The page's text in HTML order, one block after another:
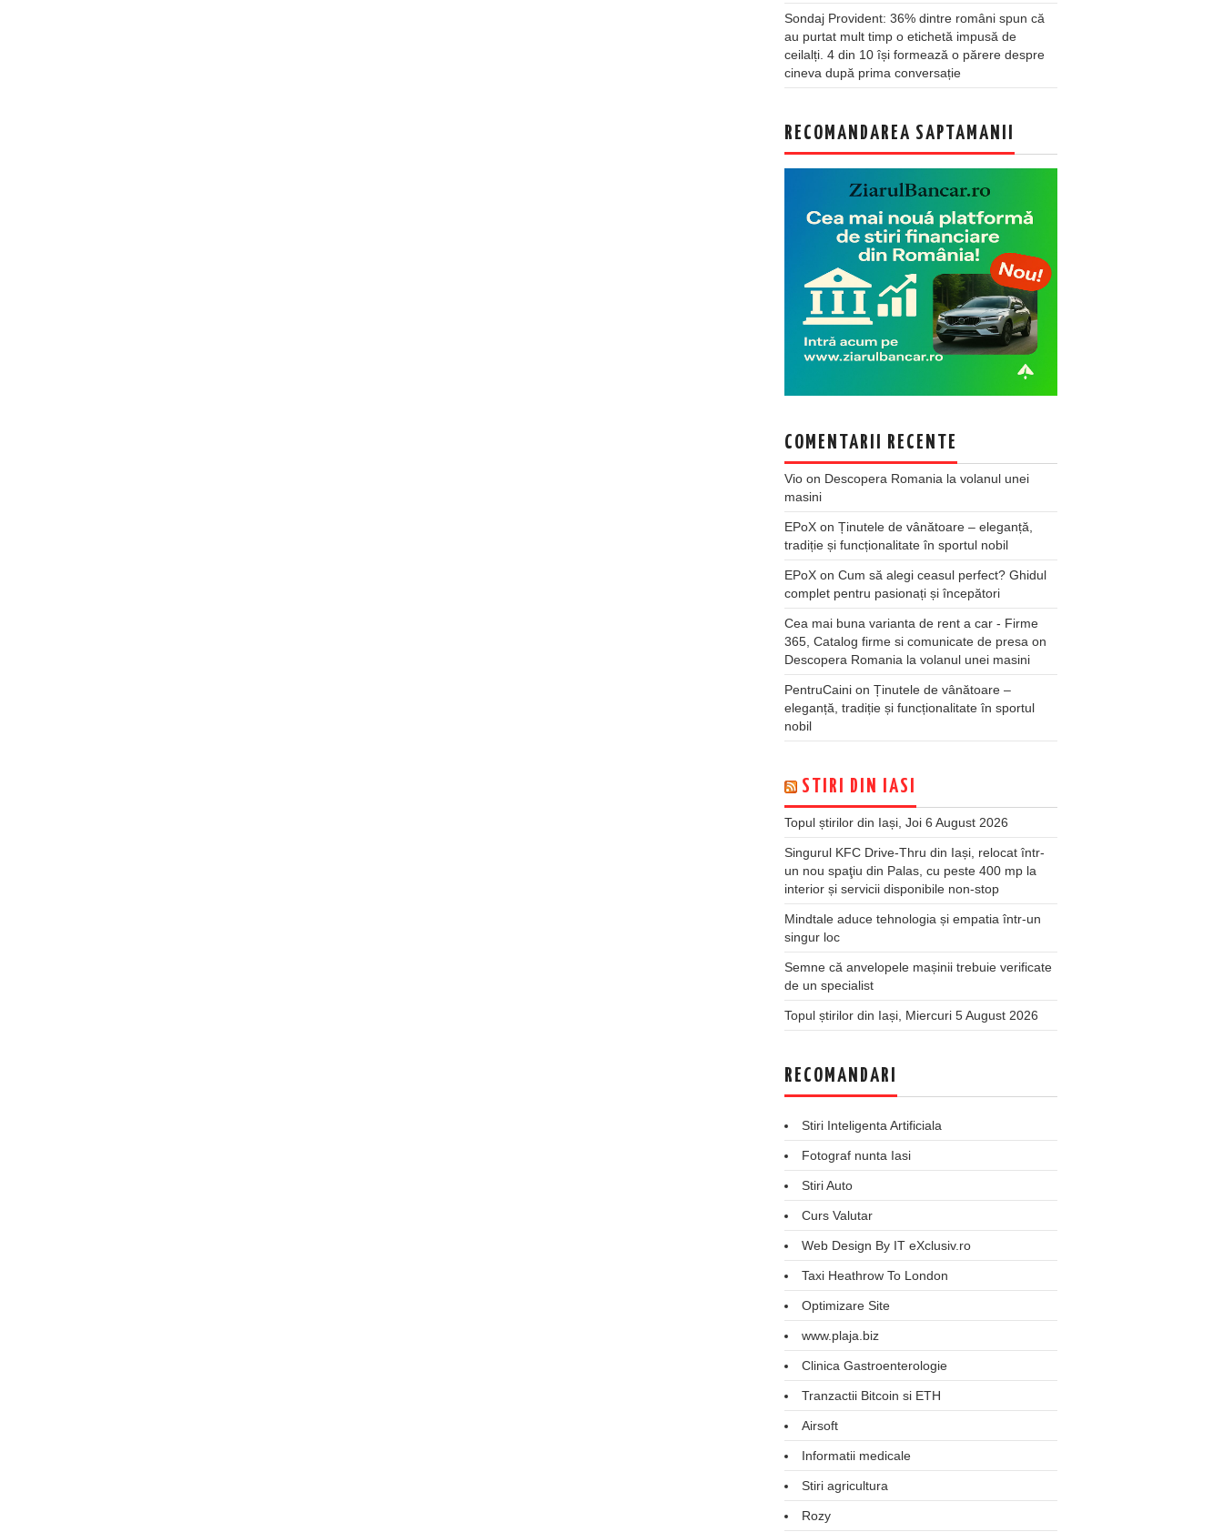
Sondaj Provident: 36% dintre români spun că
au purtat mult timp o etichetă impusă de
ceilalți. 4 din 10 își formează o părere despre
cineva după prima conversație
RECOMANDAREA SAPTAMANII
COMENTARII RECENTE
Vio on Descopera Romania la volanul unei
masini
EPoX on Ținutele de vânătoare – eleganță,
tradiție și funcționalitate în sportul nobil
EPoX on Cum să alegi ceasul perfect? Ghidul
complet pentru pasionați și începători
Cea mai buna varianta de rent a car - Firme
365, Catalog firme si comunicate de presa on
Descopera Romania la volanul unei masini
PentruCaini on Ținutele de vânătoare –
eleganță, tradiție și funcționalitate în sportul
nobil
STIRI DIN IASI
Topul știrilor din Iași, Joi 6 August 2026
Singurul KFC Drive-Thru din Iași, relocat într-
un nou spaţiu din Palas, cu peste 400 mp la
interior și servicii disponibile non-stop
Mindtale aduce tehnologia și empatia într-un
singur loc
Semne că anvelopele mașinii trebuie verificate
de un specialist
Topul știrilor din Iași, Miercuri 5 August 2026
RECOMANDARI
Stiri Inteligenta Artificiala
Fotograf nunta Iasi
Stiri Auto
Curs Valutar
Web Design By IT eXclusiv.ro
Taxi Heathrow To London
Optimizare Site
www.plaja.biz
Clinica Gastroenterologie
Tranzactii Bitcoin si ETH
Airsoft
Informatii medicale
Stiri agricultura
Rozy